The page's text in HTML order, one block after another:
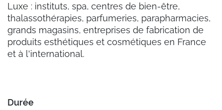
Luxe : instituts, spa, centres de bien-être,
thalassothérapies, parfumeries, parapharmacies,
grands magasins, entreprises de fabrication de
produits esthétiques et cosmétiques en France
et à l'international.
Durée